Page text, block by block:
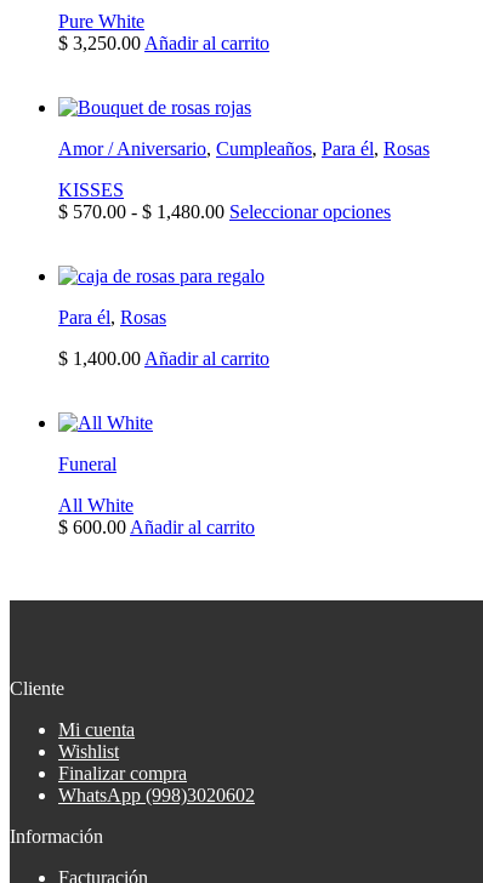
Pure White
$ 3,250.00 Añadir al carrito
Amor / Aniversario, Cumpleaños, Para él, Rosas
KISSES
$ 570.00 - $ 1,480.00Rango
desde
Seleccionar opcionesEste
Para él, Rosas
$ 1,400.00 Añadir al carrito
Funeral
All White
$ 600.00 Añadir al carrito
Cliente
Mi cuenta
Wishlist
Finalizar compra
WhatsApp (998)3020602
Información
Facturación